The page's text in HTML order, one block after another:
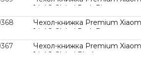
14 4G Global Dark Blue
Чехол-книжка Premium
14 4G Global Dark Brown
Чехол-книжка Premium
14 4G Global Black